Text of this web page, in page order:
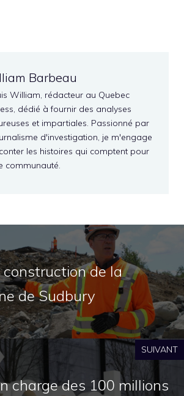
Barbeau
William, rédacteur au Quebec
dédié à fournir des analyses
et impartiales. Passionné par
d'investigation, je m'engage
les histoires qui comptent pour
communauté.
de la
de Sudbury
SUIVANT
charge des 100 millions